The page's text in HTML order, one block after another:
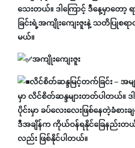
သေးတယ်။ ဒါကြောင့် ဒီနေ့မှာတော့
ခြင်းရဲ့အကျိုးကျေးဇူးနဲ့ သတိပြုစရ
မယ်။
အကျိုးကျေးဇူး
လိင်စိတ်ဆန္ဒမြင့်တက်ခြင်း – အမ
မှာ လိင်စိတ်ဆန္ဒများတတ်ပါတယ်။
ပိုင်းမှာ ခပ်လေးလေးဖြစ်နေတဲ့ခံစား
ဒီအချိန်က ကိုယ်ဝန်ရနိုင်ခြေနည်း
လည်း ဖြစ်နိုင်ပါတယ်။